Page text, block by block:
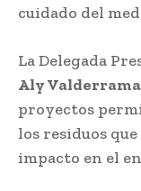
cuidado del
La Delegada
Aly Valderrama
proyectos
los residuos
impacto en el